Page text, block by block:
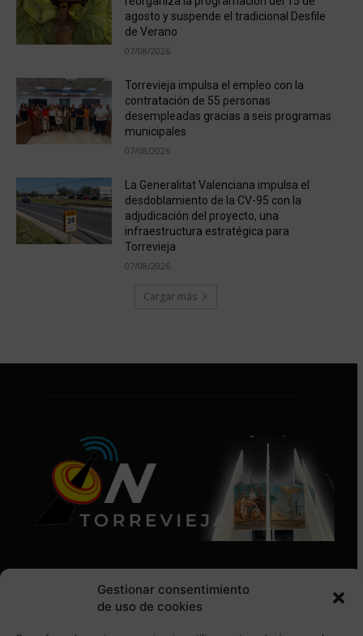
Gestionar consentimiento
de uso de cookies
agosto y suspende el tradicional Desfile
de Verano
07/08/2026
Torrevieja impulsa el empleo con la
contratación de 55 personas
desempleadas gracias a seis programas
municipales
07/08/2026
La Generalitat Valenciana impulsa el
desdoblamiento de la CV-95 con la
adjudicación del proyecto, una
infraestructura estratégica para
Torrevieja
07/08/2026
Cargar más